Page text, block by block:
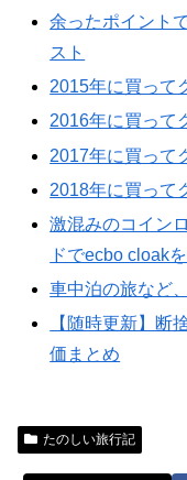
余ったポイント
スト
2015年に買って
2016年に買って
2017年に買って
2018年に買って
激混みのコイン
ドでecbo cloak
車中泊の旅など
【随時更新】断
価まとめ
たのしい旅行記